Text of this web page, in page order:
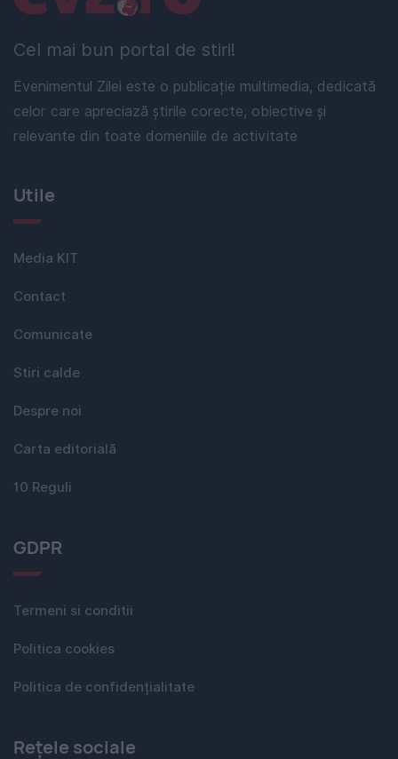
Cel mai bun portal de stiri!
Evenimentul Zilei este o publicație multimedia, dedicată
celor care apreciază știrile corecte, obiective și
relevante din toate domeniile de activitate
Utile
Media KIT
Contact
Comunicate
Stiri calde
Despre noi
Carta editorială
10 Reguli
GDPR
Termeni si conditii
Politica cookies
Politica de confidențialitate
Rețele sociale